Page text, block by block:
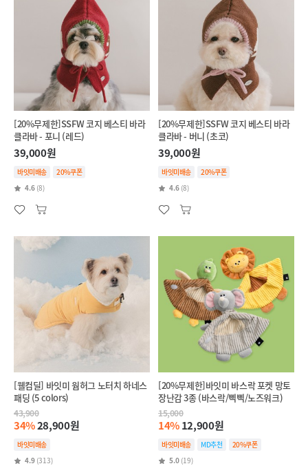
[20%무제한]SSFW 코지 베스티 바라
클라바 - 포니 (레드)
39,000원
바잇미배송
20%쿠폰
4.6 (8)
[20%무제한]SSFW 코지 베스티 바라
클라바 - 버니 (초코)
39,000원
바잇미배송
20%쿠폰
4.6 (8)
[웰컴딜] 바잇미 웜허그 노터치 하네스
패딩 (5 colors)
43,900
34%28,900원
바잇미배송
4.9 (313)
[20%무제한]바잇미 바스락 포켓 망토
장난감 3종 (바스락/삑삑/노즈워크)
15,000
14%12,900원
바잇미배송 MD추천
20%쿠폰
5.0 (19)